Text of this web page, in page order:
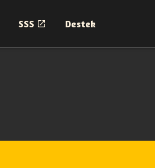
SSS Destek